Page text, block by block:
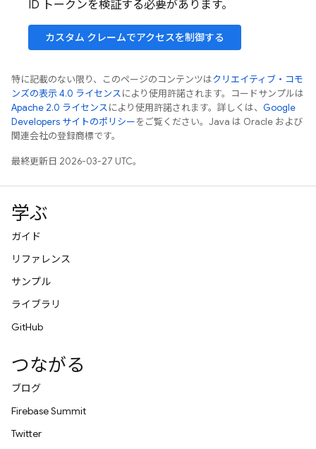
ID トークンを検証する必要があります。
カスタム クレームでアクセスを制御する
特に記載のない限り、このページのコンテンツはクリエイティブ・コモ
ンズの表示 4.0 ライセンスにより使用許諾されます。コードサンプルは
Apache 2.0 ライセンスにより使用許諾されます。詳しくは、 Google
Developers サイトのポリシーをご覧ください。Java は Oracle および
関連会社の登録商標です。
最終更新日 2026-03-27 UTC。
学ぶ
ガイド
リファレンス
サンプル
ライブラリ
GitHub
つながる
ブログ
Firebase Summit
Twitter